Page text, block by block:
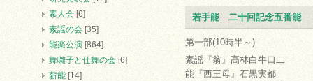
若手能 二十回記念五番能
第一部(10時半～)
素謡『翁』高林白牛口二
能『西王母』石黒実都
素人会 [6]
素謡の会 [35]
能楽公演 [864]
舞囃子と仕舞の会 [6]
薪能 [14]